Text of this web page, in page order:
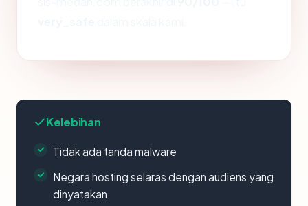
Kelebihan
Tidak ada tanda malware
Negara hosting selaras dengan audiens yang
dinyatakan